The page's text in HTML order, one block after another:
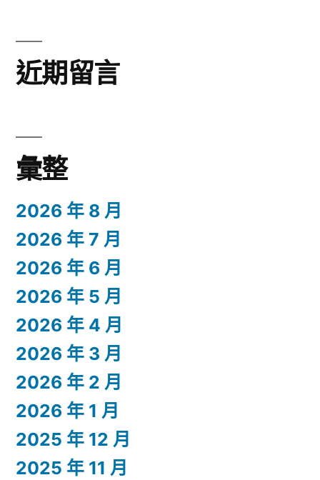
近期留言
彙整
2026 年 8 月
2026 年 7 月
2026 年 6 月
2026 年 5 月
2026 年 4 月
2026 年 3 月
2026 年 2 月
2026 年 1 月
2025 年 12 月
2025 年 11 月